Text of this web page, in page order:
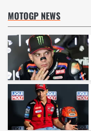
MOTOGP NEWS